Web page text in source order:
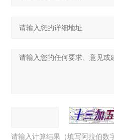
请输入计算结果（填写阿拉伯数